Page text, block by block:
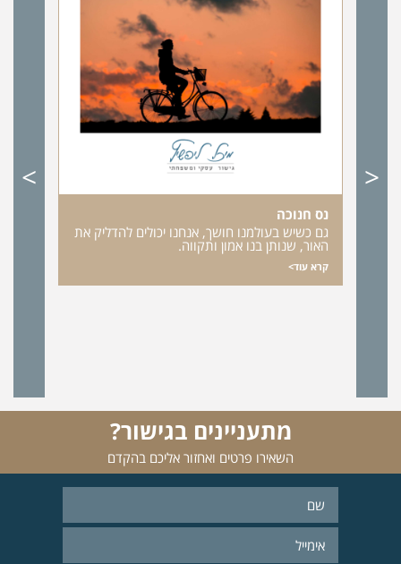
>
נס חנוכה
גם כשיש בעולמנו חושך, אנחנו יכולים להדליק את
האור, שנותן בנו אמון ותקווה.
קרא עוד>
<
מתעניינים בגישור?
השאירו פרטים ואחזור אליכם בהקדם